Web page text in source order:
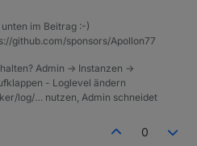
im Beitrag :-)
github.com/sponsors/Apollon77
Admin -> Instanzen ->
- Loglevel ändern
log/… nutzen, Admin schneidet
0